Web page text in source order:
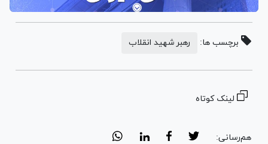
برچسب ها: رهبر شهید انقلاب
لینک کوتاه
هم‌رسانی: